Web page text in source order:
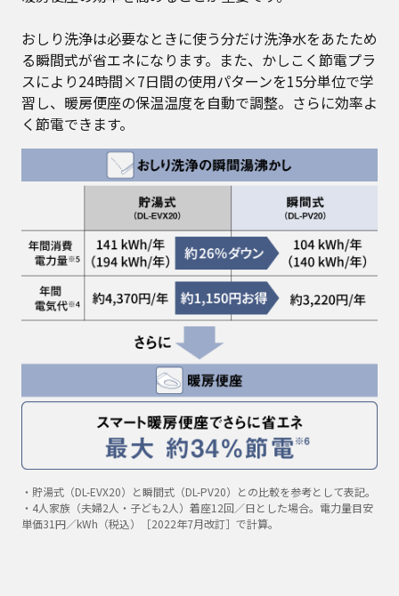
おしり洗浄は必要なときに使う分だけ洗浄水をあたため
る瞬間式が省エネになります。また、かしこく節電プラ
スにより24時間×7日間の使用パターンを15分単位で学
習し、暖房便座の保温温度を自動で調整。さらに効率よ
く節電できます。
・貯湯式（DL-EVX20）と瞬間式（DL-PV20）との比較を参考として表記。
・4人家族（夫婦2人・子ども2人）着座12回／日とした場合。電力量目安
単価31円／kWh（税込）［2022年7月改訂］で計算。